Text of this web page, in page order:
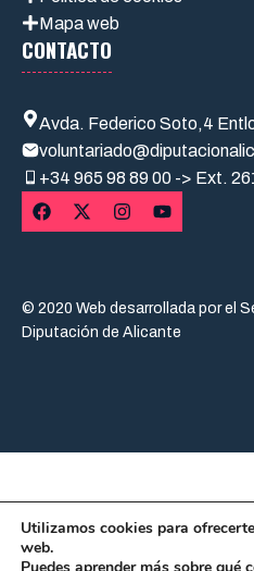
Mapa web
CONTACTO
Avda. Federico Soto,4
+34 965 98 89 00 -> Ext.
© 2020 Web desarrollada por el
Diputación de Alicante
Utilizamos cookies para
web.